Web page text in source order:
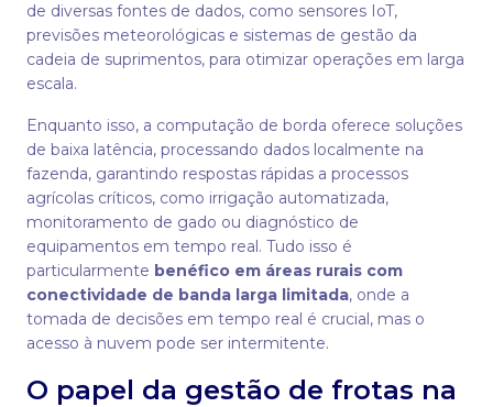
de diversas fontes de dados, como sensores IoT,
previsões meteorológicas e sistemas de gestão da
cadeia de suprimentos, para otimizar operações em larga
escala.
Enquanto isso, a computação de borda oferece soluções
de baixa latência, processando dados localmente na
fazenda, garantindo respostas rápidas a processos
agrícolas críticos, como irrigação automatizada,
monitoramento de gado ou diagnóstico de
equipamentos em tempo real. Tudo isso é
particularmente benéfico em áreas rurais com
conectividade de banda larga limitada, onde a
tomada de decisões em tempo real é crucial, mas o
acesso à nuvem pode ser intermitente.
O papel da gestão de frotas na